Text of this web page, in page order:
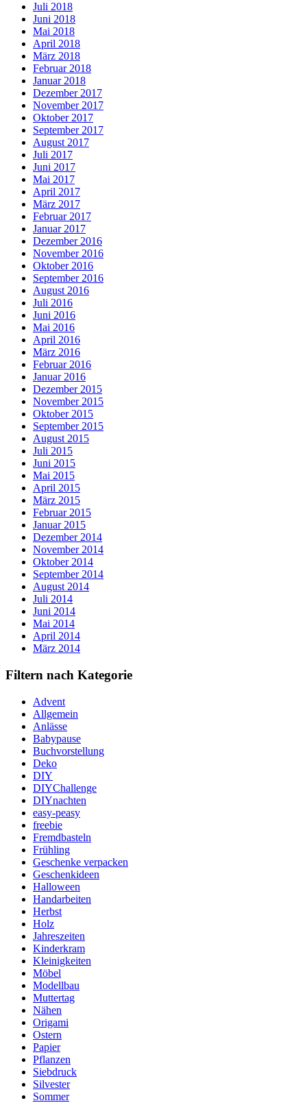
Juli 2018
Juni 2018
Mai 2018
April 2018
März 2018
Februar 2018
Januar 2018
Dezember 2017
November 2017
Oktober 2017
September 2017
August 2017
Juli 2017
Juni 2017
Mai 2017
April 2017
März 2017
Februar 2017
Januar 2017
Dezember 2016
November 2016
Oktober 2016
September 2016
August 2016
Juli 2016
Juni 2016
Mai 2016
April 2016
März 2016
Februar 2016
Januar 2016
Dezember 2015
November 2015
Oktober 2015
September 2015
August 2015
Juli 2015
Juni 2015
Mai 2015
April 2015
März 2015
Februar 2015
Januar 2015
Dezember 2014
November 2014
Oktober 2014
September 2014
August 2014
Juli 2014
Juni 2014
Mai 2014
April 2014
März 2014
Filtern nach Kategorie
Advent
Allgemein
Anlässe
Babypause
Buchvorstellung
Deko
DIY
DIYChallenge
DIYnachten
easy-peasy
freebie
Fremdbasteln
Frühling
Geschenke verpacken
Geschenkideen
Halloween
Handarbeiten
Herbst
Holz
Jahreszeiten
Kinderkram
Kleinigkeiten
Möbel
Modellbau
Muttertag
Nähen
Origami
Ostern
Papier
Pflanzen
Siebdruck
Silvester
Sommer